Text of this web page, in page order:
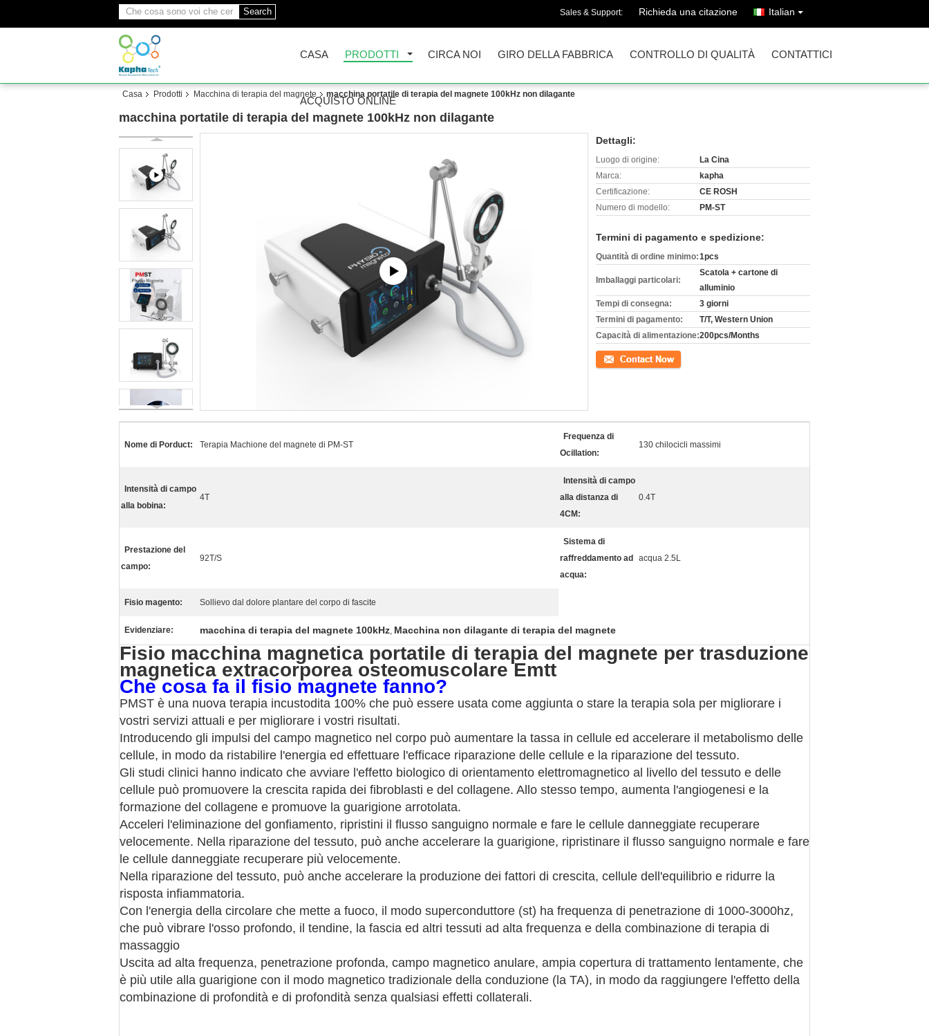
Search Sales & Support: Richieda una citazione Italian
CASA PRODOTTI CIRCA NOI GIRO DELLA FABBRICA CONTROLLO DI QUALITÀ CONTATTICI
ACQUISTO ONLINE
Casa Prodotti Macchina di terapia del magnete macchina portatile di terapia del magnete 100kHz non dilagante
macchina portatile di terapia del magnete 100kHz non dilagante
Dettagli:
Luogo di origine:
La Cina
Marca:
kapha
Certificazione:
CE ROSH
Numero di modello:
PM-ST
Termini di pagamento e spedizione:
Quantità di ordine minimo:1pcs
Imballaggi particolari:
Scatola + cartone di
alluminio
Tempi di consegna:
3 giorni
Termini di pagamento:
T/T, Western Union
Capacità di alimentazione:200pcs/Months
Contatto
Nome di Porduct: Terapia Machione del magnete di PM-ST
Frequenza di
Ocillation:
130 chilocicli massimi
Intensità di campo
alla bobina:
4T
Intensità di campo
alla distanza di
4CM:
0.4T
Prestazione del
campo:
92T/S
Sistema di
raffreddamento ad
acqua:
acqua 2.5L
Fisio magento: Sollievo dal dolore plantare del corpo di fascite
Evidenziare: macchina di terapia del magnete 100kHz, Macchina non dilagante di terapia del magnete
Fisio macchina magnetica portatile di terapia del magnete per trasduzione
magnetica extracorporea osteomuscolare Emtt
Che cosa fa il fisio magnete fanno?
PMST è una nuova terapia incustodita 100% che può essere usata come aggiunta o stare la terapia sola per migliorare i
vostri servizi attuali e per migliorare i vostri risultati.
Introducendo gli impulsi del campo magnetico nel corpo può aumentare la tassa in cellule ed accelerare il metabolismo delle
cellule, in modo da ristabilire l'energia ed effettuare l'efficace riparazione delle cellule e la riparazione del tessuto.
Gli studi clinici hanno indicato che avviare l'effetto biologico di orientamento elettromagnetico al livello del tessuto e delle
cellule può promuovere la crescita rapida dei fibroblasti e del collagene. Allo stesso tempo, aumenta l'angiogenesi e la
formazione del collagene e promuove la guarigione arrotolata.
Acceleri l'eliminazione del gonfiamento, ripristini il flusso sanguigno normale e fare le cellule danneggiate recuperare
velocemente. Nella riparazione del tessuto, può anche accelerare la guarigione, ripristinare il flusso sanguigno normale e fare
le cellule danneggiate recuperare più velocemente.
Nella riparazione del tessuto, può anche accelerare la produzione dei fattori di crescita, cellule dell'equilibrio e ridurre la
risposta infiammatoria.
Con l'energia della circolare che mette a fuoco, il modo superconduttore (st) ha frequenza di penetrazione di 1000-3000hz,
che può vibrare l'osso profondo, il tendine, la fascia ed altri tessuti ad alta frequenza e della combinazione di terapia di
massaggio
Uscita ad alta frequenza, penetrazione profonda, campo magnetico anulare, ampia copertura di trattamento lentamente, che
è più utile alla guarigione con il modo magnetico tradizionale della conduzione (la TA), in modo da raggiungere l'effetto della
combinazione di profondità e di profondità senza qualsiasi effetti collaterali.